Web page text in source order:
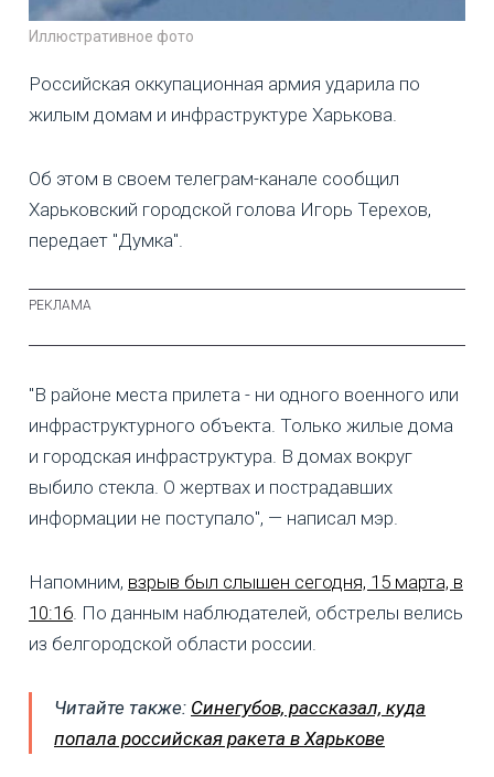
Иллюстративное фото
Российская оккупационная армия ударила по
жилым домам и инфраструктуре Харькова.
Об этом в своем телеграм-канале сообщил
Харьковский городской голова Игорь Терехов,
передает "Думка".
"В районе места прилета - ни одного военного или
инфраструктурного объекта. Только жилые дома
и городская инфраструктура. В домах вокруг
выбило стекла. О жертвах и пострадавших
информации не поступало", — написал мэр.
Напомним, взрыв был слышен сегодня, 15 марта, в
10:16. По данным наблюдателей, обстрелы велись
из белгородской области россии.
Читайте также: Синегубов, рассказал, куда
попала российская ракета в Харькове